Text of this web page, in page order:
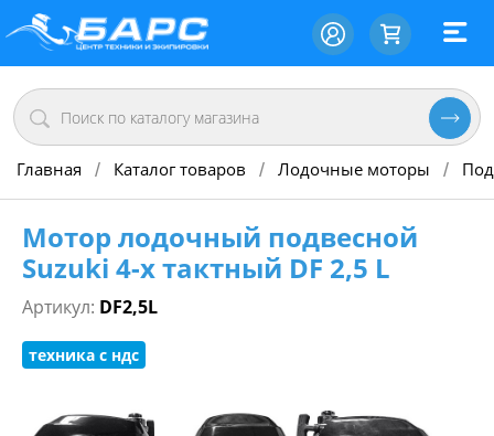
Главная / Каталог товаров / Лодочные моторы /
Мотор лодочный подвесной
Suzuki 4-х тактный DF 2,5 L
Артикул: DF2,5L
техника с ндс